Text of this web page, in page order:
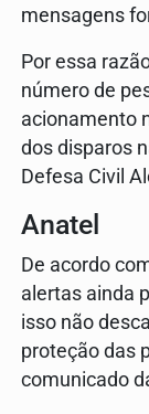
mensagens
Por essa
número de
acionamento
dos disparos
Defesa Civil
Anatel
De acordo
alertas ainda
isso não
proteção das
comunicado